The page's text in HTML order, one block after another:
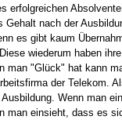
erfolgreichen
Gehalt nach der
es gibt kaum
wiederum haben
man "Glück" hat kann
der Telekom.
Wenn man
man einsieht, dass es